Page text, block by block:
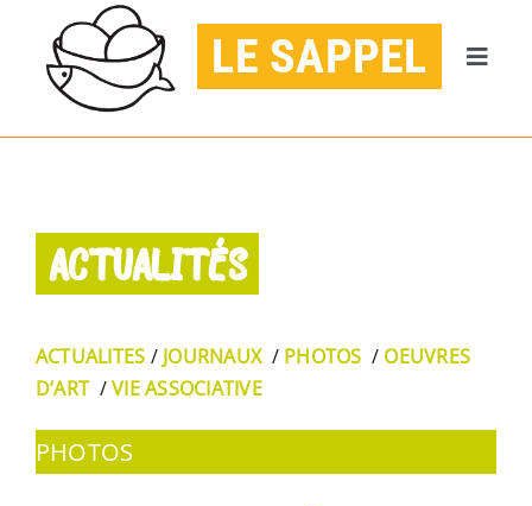
contenu
LE SAPPEL
PUBLICATIONS
CONTACT
JE DONNE
ACTUALITÉS
ACTUALITES / JOURNAUX / PHOTOS / OEUVRES
D’ART /VIE ASSOCIATIVE
PHOTOS